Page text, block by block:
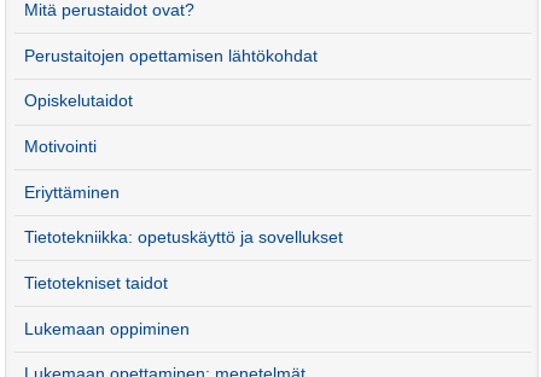
Mitä perustaidot ovat?
Perustaitojen opettamisen lähtökohdat
Opiskelutaidot
Motivointi
Eriyttäminen
Tietotekniikka: opetuskäyttö ja sovellukset
Tietotekniset taidot
Lukemaan oppiminen